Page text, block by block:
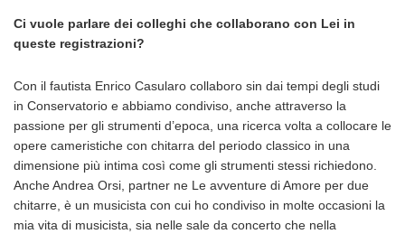
Ci vuole parlare dei colleghi che collaborano con Lei in
queste registrazioni?
Con il fautista Enrico Casularo collaboro sin dai tempi degli studi
in Conservatorio e abbiamo condiviso, anche attraverso la
passione per gli strumenti d’epoca, una ricerca volta a collocare le
opere cameristiche con chitarra del periodo classico in una
dimensione più intima così come gli strumenti stessi richiedono.
Anche Andrea Orsi, partner ne Le avventure di Amore per due
chitarre, è un musicista con cui ho condiviso in molte occasioni la
mia vita di musicista, sia nelle sale da concerto che nella